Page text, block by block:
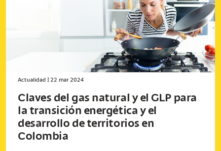
Actualidad 22 mar 2024
Claves del gas natural y el GLP para
la transición energética y el
desarrollo de territorios en
Colombia